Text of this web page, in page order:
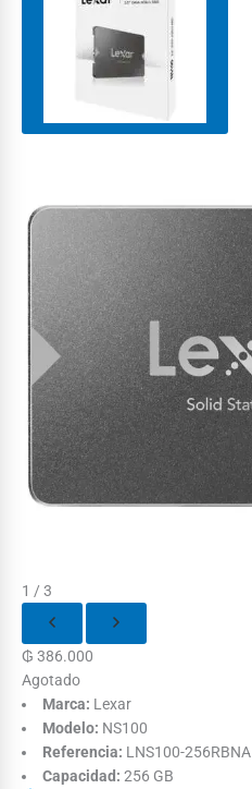
1 / 3
₲ 386.000
Agotado
Marca: Lexar
Modelo: NS100
Referencia: LNS100-256RBNA
Capacidad: 256 GB